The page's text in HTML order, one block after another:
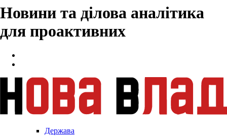
Новини та ділова аналітика
для проактивних
Держава